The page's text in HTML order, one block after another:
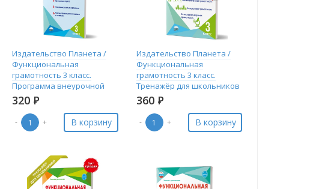
Издательство Планета /
Функциональная
грамотность 3 класс.
Программа внеурочной
деятельности
320 Р
- + В корзину
Издательство Планета /
Функциональная
грамотность 3 класс.
Тренажёр для школьников
360 Р
- + В корзину